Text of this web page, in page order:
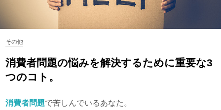
その他
消費者問題の悩みを解決するために重要な3
つのコト。
消費者問題で苦しんでいるあなた。